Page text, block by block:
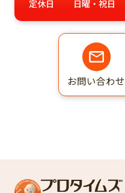
定休日
日曜・祝日
お問い合わせ